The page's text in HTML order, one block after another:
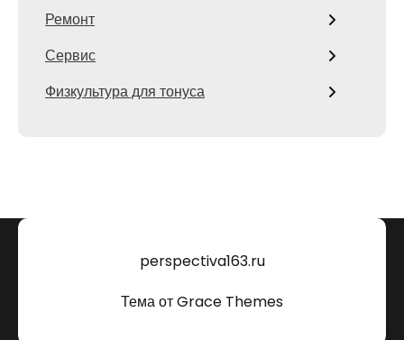
Ремонт
Сервис
Физкультура для тонуса
perspectiva163.ru
Тема от Grace Themes